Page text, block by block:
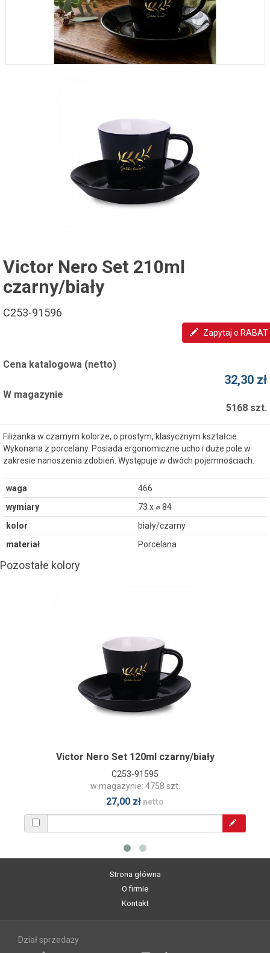
Victor Nero Set 210ml
czarny/biały
C253-91596
Zapytaj o RABAT
Cena katalogowa (netto)
32,30 zł
W magazynie
5168 szt.
Filiżanka w czarnym kolorze, o prostym, klasycznym kształcie.
Wykonana z porcelany. Posiada ergonomiczne ucho i duże pole w
zakresie nanoszenia zdobień. Występuje w dwóch pojemnościach.
waga
466
wymiary
73 x ⌀ 84
kolor
biały/czarny
materiał
Porcelana
Pozostałe kolory
Victor Nero Set 120ml czarny/biały
C253-91595
w magazynie: 4758 szt.
27,00 zł netto
Strona główna
O firmie
Kontakt
Dział sprzedaży